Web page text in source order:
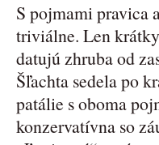
S pojmami pravica
triviálne. Len
datujú zhruba od
Šľachta sedela po
patálie s oboma
konzervatívna so